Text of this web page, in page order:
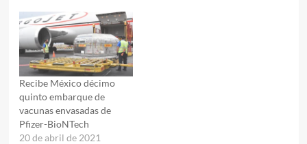
Recibe México décimo
quinto embarque de
vacunas envasadas de
Pfizer-BioNTech
20 de abril de 2021